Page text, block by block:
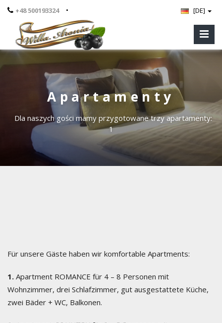
+48 500193324 • [DE]
Apartamenty
Dla naszych gości mamy przygotowane trzy apartamenty:
1
Für unsere Gäste haben wir komfortable Apartments:
1. Apartment ROMANCE für 4 – 8 Personen mit
Wohnzimmer, drei Schlafzimmer, gut ausgestattete Küche,
zwei Bäder + WC, Balkonen.